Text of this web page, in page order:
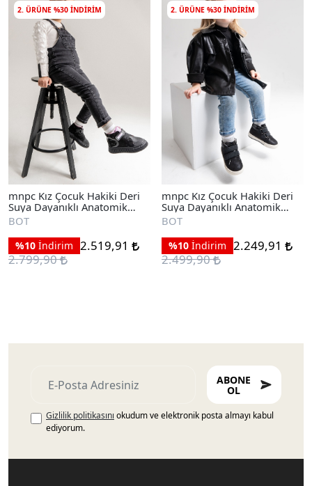
2. ÜRÜNE %30 INDIRIM
mnpc Kız Çocuk Hakiki Deri
Suya Dayanıklı Anatomik
Günlük Bot
BOT
%10 İndirim 2.519,91
2.799,90
2. ÜRÜNE %30 INDIRIM
mnpc Kız Çocuk Hakiki Deri
Suya Dayanıklı Anatomik
Günlük Bot
BOT
%10 İndirim 2.249,91
2.499,90
ABONE
OL
Gizlilik politikasını okudum ve elektronik posta almayı kabul
ediyorum.